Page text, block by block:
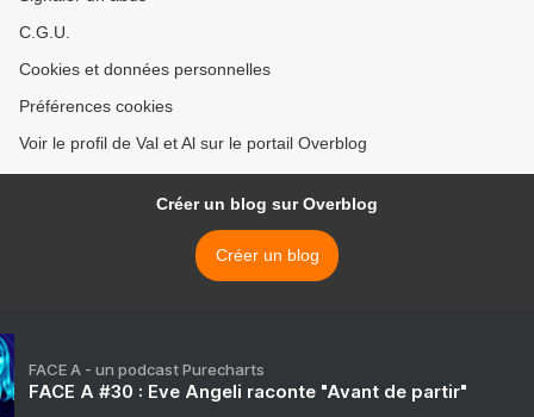
C.G.U.
Cookies et données personnelles
Préférences cookies
Voir le profil de Val et Al sur le portail Overblog
Créer un blog sur Overblog
Créer un blog
FACE A - un podcast Purecharts
FACE A #30 : Eve Angeli raconte "Avant de partir"